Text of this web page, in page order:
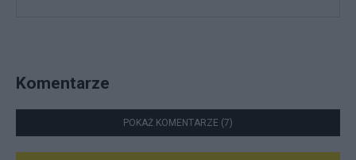
Komentarze
POKAŻ KOMENTARZE (7)